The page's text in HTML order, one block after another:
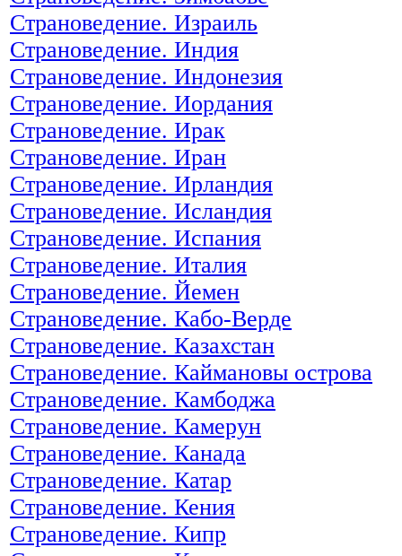
Страноведение. Израиль
Страноведение. Индия
Страноведение. Индонезия
Страноведение. Иордания
Страноведение. Ирак
Страноведение. Иран
Страноведение. Ирландия
Страноведение. Исландия
Страноведение. Испания
Страноведение. Италия
Страноведение. Йемен
Страноведение. Кабо-Верде
Страноведение. Казахстан
Страноведение. Каймановы острова
Страноведение. Камбоджа
Страноведение. Камерун
Страноведение. Канада
Страноведение. Катар
Страноведение. Кения
Страноведение. Кипр